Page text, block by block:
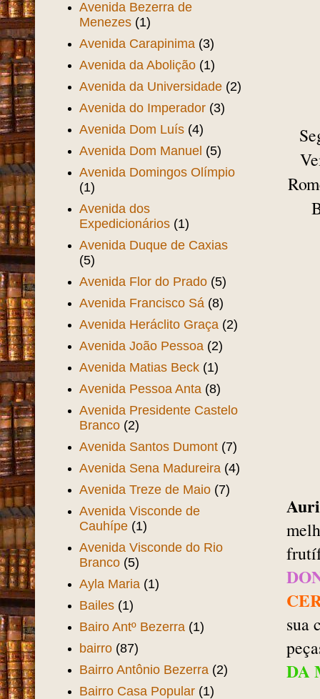
sua
DA
Avenida Bezerra de
Menezes (1)
Avenida Carapinima (3)
Avenida da Abolição (1)
Avenida da Universidade (2)
Avenida do Imperador (3)
Avenida Dom Luís (4)
Avenida Dom Manuel (5)
Avenida Domingos Olímpio
(1)
Avenida dos
Expedicionários (1)
Avenida Duque de Caxias
(5)
Avenida Flor do Prado (5)
Avenida Francisco Sá (8)
Avenida Heráclito Graça (2)
Avenida João Pessoa (2)
Avenida Matias Beck (1)
Avenida Pessoa Anta (8)
Avenida Presidente Castelo
Branco (2)
Avenida Santos Dumont (7)
Avenida Sena Madureira (4)
Avenida Treze de Maio (7)
Avenida Visconde de
Cauhípe (1)
Avenida Visconde do Rio
Branco (5)
Ayla Maria (1)
Bailes (1)
Bairo Antº Bezerra (1)
bairro (87)
Bairro Antônio Bezerra (2)
Bairro Casa Popular (1)